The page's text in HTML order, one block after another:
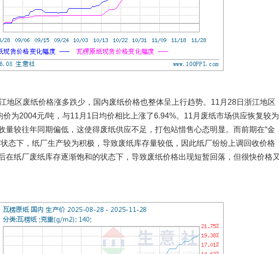
地区废纸价格涨多跌少，国内废纸价格也整体呈上行趋势。11月28日浙江地区
价为2004元/吨，与11月1日均价相比上涨了6.94%。11月废纸市场供应恢复较为
量较往年同期偏低，这使得废纸供应不足，打包站惜售心态明显。而前期在“金
态下，纸厂生产较为积极，导致废纸库存量较低，因此纸厂纷纷上调回收价格
在纸厂废纸库存逐渐饱和的状态下，导致废纸价格出现短暂回落，但很快价格又